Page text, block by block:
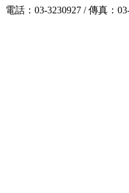
電話：03-3230927 / 傳真：